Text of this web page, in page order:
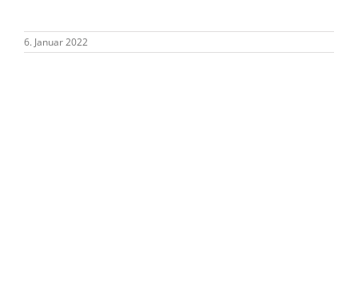
6. Januar 2022